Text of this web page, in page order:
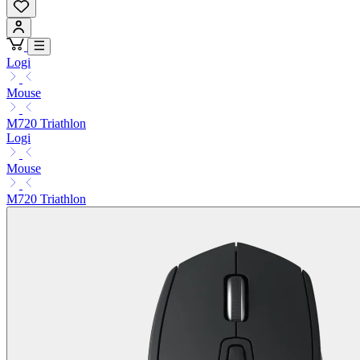
Logi
Mouse
M720 Triathlon
Logi
Mouse
M720 Triathlon